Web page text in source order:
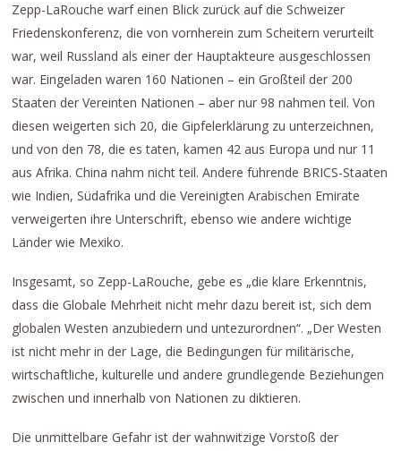
Zepp-LaRouche warf einen Blick zurück auf die Schweizer
Friedenskonferenz, die von vornherein zum Scheitern verurteilt
war, weil Russland als einer der Hauptakteure ausgeschlossen
war. Eingeladen waren 160 Nationen – ein Großteil der 200
Staaten der Vereinten Nationen – aber nur 98 nahmen teil. Von
diesen weigerten sich 20, die Gipfelerklärung zu unterzeichnen,
und von den 78, die es taten, kamen 42 aus Europa und nur 11
aus Afrika. China nahm nicht teil. Andere führende BRICS-Staaten
wie Indien, Südafrika und die Vereinigten Arabischen Emirate
verweigerten ihre Unterschrift, ebenso wie andere wichtige
Länder wie Mexiko.
Insgesamt, so Zepp-LaRouche, gebe es „die klare Erkenntnis,
dass die Globale Mehrheit nicht mehr dazu bereit ist, sich dem
globalen Westen anzubiedern und untezurordnen“. „Der Westen
ist nicht mehr in der Lage, die Bedingungen für militärische,
wirtschaftliche, kulturelle und andere grundlegende Beziehungen
zwischen und innerhalb von Nationen zu diktieren.
Die unmittelbare Gefahr ist der wahnwitzige Vorstoß der